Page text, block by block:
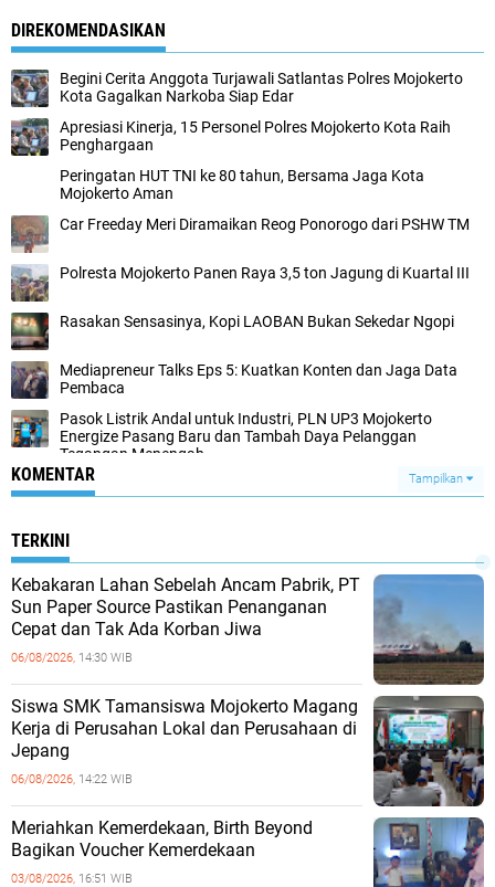
DIREKOMENDASIKAN
Begini Cerita Anggota Turjawali Satlantas Polres Mojokerto
Kota Gagalkan Narkoba Siap Edar
Apresiasi Kinerja, 15 Personel Polres Mojokerto Kota Raih
Penghargaan
Peringatan HUT TNI ke 80 tahun, Bersama Jaga Kota
Mojokerto Aman
Car Freeday Meri Diramaikan Reog Ponorogo dari PSHW TM
Polresta Mojokerto Panen Raya 3,5 ton Jagung di Kuartal III
Rasakan Sensasinya, Kopi LAOBAN Bukan Sekedar Ngopi
Mediapreneur Talks Eps 5: Kuatkan Konten dan Jaga Data
Pembaca
Pasok Listrik Andal untuk Industri, PLN UP3 Mojokerto
Energize Pasang Baru dan Tambah Daya Pelanggan
Tegangan Menengah
KOMENTAR Tampilkan
TERKINI
Kebakaran Lahan Sebelah Ancam Pabrik, PT
Sun Paper Source Pastikan Penanganan
Cepat dan Tak Ada Korban Jiwa
06/08/2026, 14:30 WIB
Siswa SMK Tamansiswa Mojokerto Magang
Kerja di Perusahan Lokal dan Perusahaan di
Jepang
06/08/2026, 14:22 WIB
Meriahkan Kemerdekaan, Birth Beyond
Bagikan Voucher Kemerdekaan
03/08/2026, 16:51 WIB